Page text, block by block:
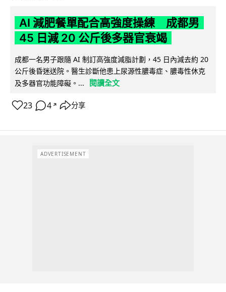
AI 減肥餐單配合高強度操練 成都男
45 日減 20 公斤後多器官衰竭
成都一名男子跟隨 AI 制訂高強度減脂計劃，45 日內減去約 20
公斤後昏迷送院。醫生診斷他患上尿源性膿毒症、膿毒性休克
及多器官功能障礙。...
閱讀全文
23 4 ↗ 分享
ADVERTISEMENT